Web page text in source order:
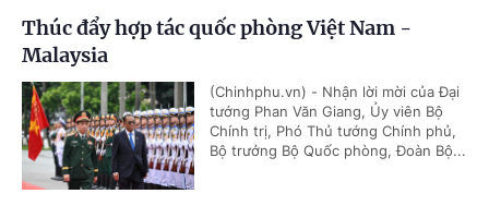
Thúc đẩy hợp tác quốc phòng Việt Nam -
Malaysia
(Chinhphu.vn) - Nhận lời mời của Đại
tướng Phan Văn Giang, Ủy viên Bộ
Chính trị, Phó Thủ tướng Chính phủ,
Bộ trưởng Bộ Quốc phòng, Đoàn Bộ...